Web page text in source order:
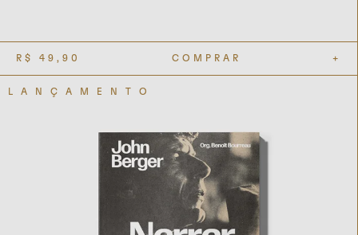
R$ 49,90 COMPRAR +